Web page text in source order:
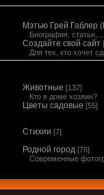
Мэтью Грей Габлер
Биография, статьи,
Создайте свой сайт
Для тех, кто хочет
Животные [137]
Кто в доме хозяин?
Цветы садовые [55]
Стихии [7]
Родной город [76]
Современные